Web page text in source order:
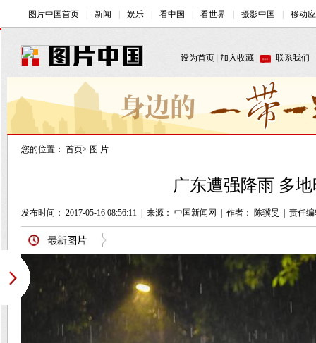
您的位置： 首页> 图 片
广东遭强降雨 多
发布时间： 2017-05-16 08:56:11 来源： 中国新闻网 作者： 陈骥旻 责任